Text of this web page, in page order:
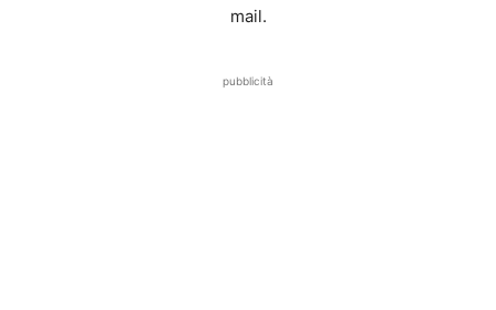
mail.
pubblicità